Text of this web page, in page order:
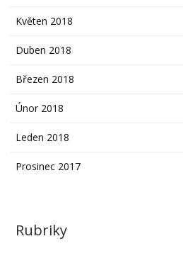
Květen 2018
Duben 2018
Březen 2018
Únor 2018
Leden 2018
Prosinec 2017
Rubriky